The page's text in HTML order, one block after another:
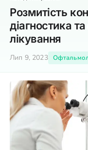
Розмитість
діагностика
лікування
Лип 9, 2023